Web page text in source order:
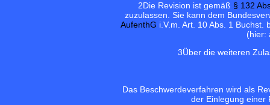
2Die Revision ist gemäß § 132
zuzulassen. Sie kann dem
AufenthG i.V.m. Art. 10 Abs. 1
(hier:
3Über die weiteren
Das Beschwerdeverfahren wird als
der Einlegung einer